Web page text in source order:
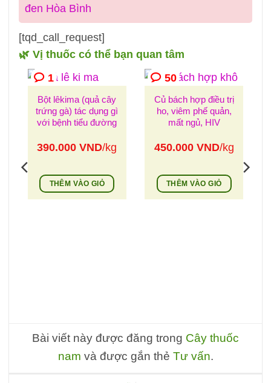
đen Hòa Bình
[tqd_call_request]
🌿 Vị thuốc có thể bạn quan tâm
1
Bột lêkima (quả cây
trứng gà) tác dụng gì
với bệnh tiểu đường
390.000VND/kg
THÊM VÀO GIỎ
50
Củ bách hợp điều trị
ho, viêm phế quản,
mất ngủ, HIV
450.000 VND/kg
THÊM VÀO GIỎ
Bài viết này được đăng trong Cây thuốc
nam và được gắn thẻ Tư vấn.